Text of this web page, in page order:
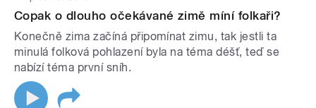
Copak o dlouho očekávané zimě míní folkaři?
Konečně zima začíná připomínat zimu, tak jestli ta
minulá folková pohlazení byla na téma déšť, teď se
nabízí téma první sníh.